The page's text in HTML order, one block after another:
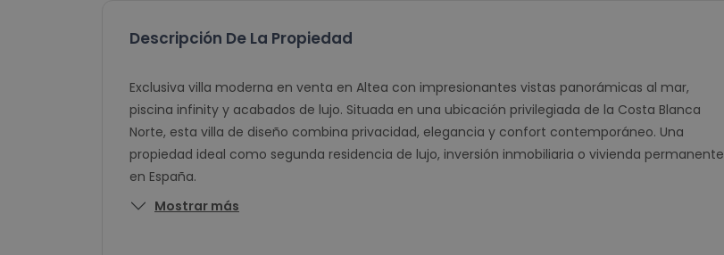
Descripción De La Propiedad
Exclusiva villa moderna en venta en Altea con impresionantes vistas panorámicas al mar,
piscina infinity y acabados de lujo. Situada en una ubicación privilegiada de la Costa Blanca
Norte, esta villa de diseño combina privacidad, elegancia y confort contemporáneo. Una
propiedad ideal como segunda residencia de lujo, inversión inmobiliaria o vivienda permanente
en España.
Mostrar más